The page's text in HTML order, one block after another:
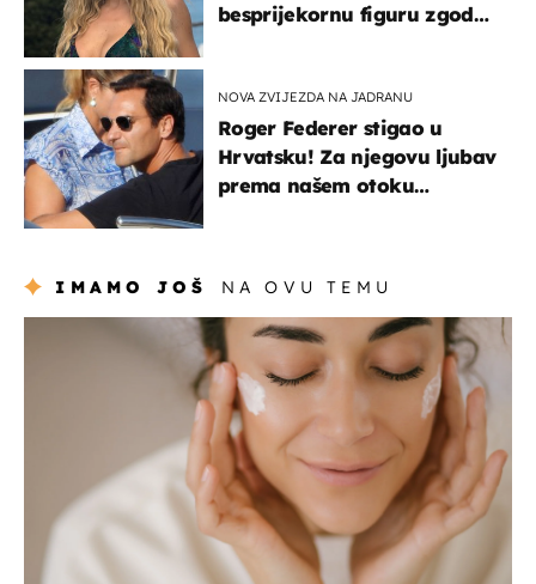
besprijekornu figuru zgodne
NOVA ZVIJEZDA NA JADRANU
Roger Federer stigao u
Hrvatsku! Za njegovu ljubav
prema našem otoku
IMAMO JOŠ NA OVU TEMU
moda & ljepota